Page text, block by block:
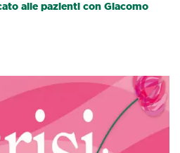
alle pazienti con Giacomo